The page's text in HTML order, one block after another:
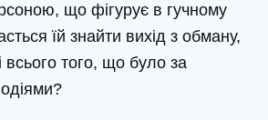
що фігурує в гучному
їй знайти вихід з обману,
всього того, що було за